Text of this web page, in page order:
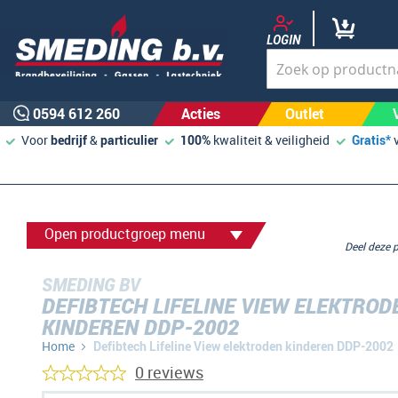
LOGIN
0594 612 260 Acties Outlet
Voorbedrijf&particulier 100% kwaliteit & veiligheid Gratis*
Open productgroep menu
SMEDING BV
DEFIBTECH LIFELINE VIEW
KINDEREN DDP-2002
Home Defibtech Lifeline View elektroden kinderen DDP-2002
Deel
0 reviews